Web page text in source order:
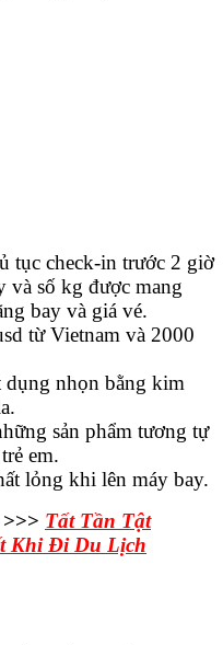
tục check-in trước 2 giờ
và số kg được mang
bay và giá vé.
từ Vietnam và 2000
dụng nhọn bằng kim
sản phẩm tương tự
em.
lỏng khi lên máy bay.
>>> Tất Tần Tật
Khi Đi Du Lịch